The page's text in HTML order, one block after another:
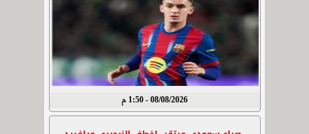
08/08/2026 - 1:50 م